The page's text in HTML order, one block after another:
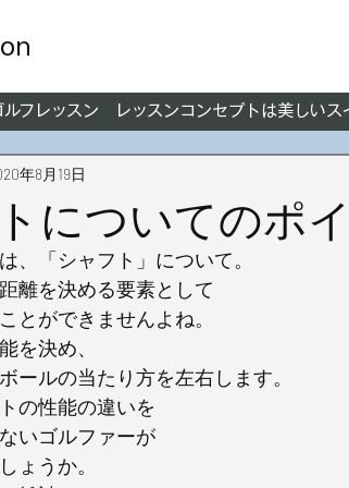
フレッスン レッスンコンセプトは美しいス
についてのポ
年8月19日
、「シャフト」について。
離を決める要素として
とができませんよね。
を決め、
ールの当たり方を左右します。
の性能の違いを
いゴルファーが
ょうか。